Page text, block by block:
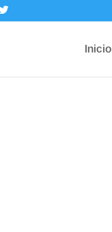
Inicio